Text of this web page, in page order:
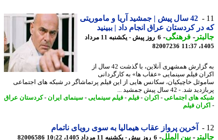
42 سال پیش | جمشید آریا و ماموریتی
کردستان عراق انجام داد | ببینید
-فرهنگی-
6 روز پیش - یکشنبه 11 مرداد
82007236
به گزارش همشهری آنلاین، با گذشت 42 سال از
فیلم سینمایی «عقاب ها» به کارگردانی
خاچیکیان، سکانس هایی از این فیلم پرتماشاگر در شبکه های اجتماعی
شد. - 42 سال پیش جمشید ...
های اجتماعی-اکران- فیلم -فیلم سینمایی-سینمای ایران -
کردستان عراق
فیلم
آخرین پرواز عقاب هیمالیا به سوی رویای ناتمام
-بین الملل-6 روز پیش - یکشنبه 11 مرداد 1405، 10:22 82006586